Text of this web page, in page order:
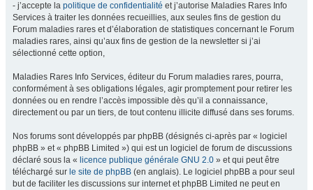
- j’accepte la politique de confidentialité et j’autorise Maladies Rares Info
Services à traiter les données recueillies, aux seules fins de gestion du
Forum maladies rares et d’élaboration de statistiques concernant le Forum
maladies rares, ainsi qu’aux fins de gestion de la newsletter si j’ai
sélectionné cette option,
Maladies Rares Info Services, éditeur du Forum maladies rares, pourra,
conformément à ses obligations légales, agir promptement pour retirer les
données ou en rendre l’accès impossible dès qu’il a connaissance,
directement ou par un tiers, de tout contenu illicite diffusé dans ses forums.
Nos forums sont développés par phpBB (désignés ci-après par « logiciel
phpBB » et « phpBB Limited ») qui est un logiciel de forum de discussions
déclaré sous la « licence publique générale GNU 2.0 » et qui peut être
téléchargé sur le site de phpBB (en anglais). Le logiciel phpBB a pour seul
but de faciliter les discussions sur internet et phpBB Limited ne peut en